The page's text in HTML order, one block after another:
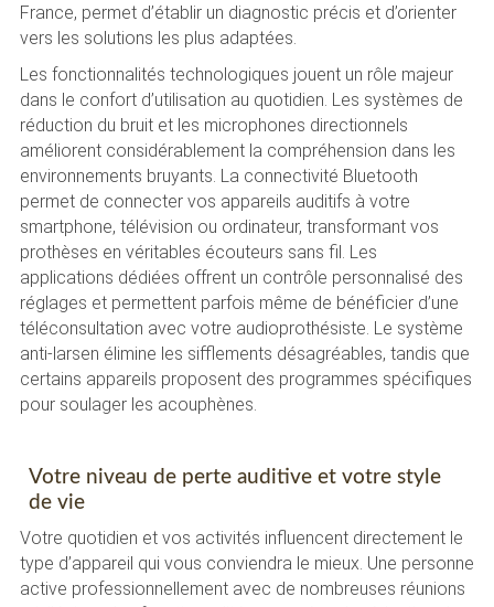
France, permet d’établir un diagnostic précis et d’orienter
vers les solutions les plus adaptées.
Les fonctionnalités technologiques jouent un rôle majeur
dans le confort d’utilisation au quotidien. Les systèmes de
réduction du bruit et les microphones directionnels
améliorent considérablement la compréhension dans les
environnements bruyants. La connectivité Bluetooth
permet de connecter vos appareils auditifs à votre
smartphone, télévision ou ordinateur, transformant vos
prothèses en véritables écouteurs sans fil. Les
applications dédiées offrent un contrôle personnalisé des
réglages et permettent parfois même de bénéficier d’une
téléconsultation avec votre audioprothésiste. Le système
anti-larsen élimine les sifflements désagréables, tandis que
certains appareils proposent des programmes spécifiques
pour soulager les acouphènes.
Votre niveau de perte auditive et votre style
de vie
Votre quotidien et vos activités influencent directement le
type d’appareil qui vous conviendra le mieux. Une personne
active professionnellement avec de nombreuses réunions